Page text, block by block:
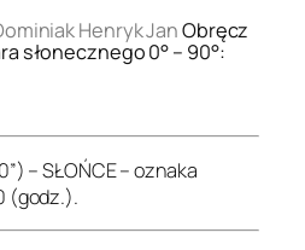
Henryk JanObręcz
słonecznego 0° – 90°:
– SŁOŃCE – oznaka
(godz.).